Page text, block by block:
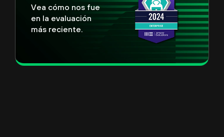
Vea cómo nos fue
en la evaluación
más reciente.